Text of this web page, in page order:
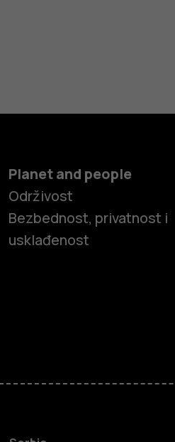
Planet and people
Održivost
Bezbednost, privatnost i
usklađenost